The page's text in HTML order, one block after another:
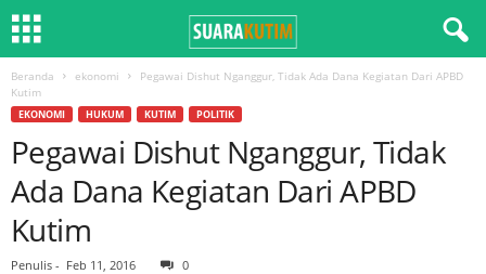
Beranda ekonomi
Pegawai Dishut Nganggur, Tidak Ada Dana Kegiatan Dari APBD
Kutim
EKONOMI HUKUM KUTIM POLITIK
Pegawai Dishut Nganggur, Tidak
Ada Dana Kegiatan Dari APBD
Kutim
Penulis - Feb 11, 2016 0